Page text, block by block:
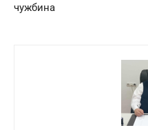
чужбина